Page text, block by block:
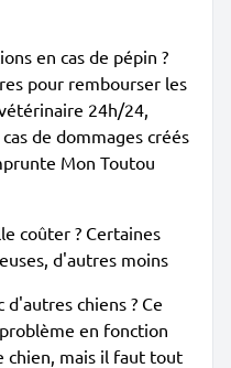
en cas de pépin ?
pour rembourser les
24h/24,
de dommages créés
Mon Toutou
coûter ? Certaines
d'autres moins
chiens ? Ce
en fonction
chien, mais il faut tout